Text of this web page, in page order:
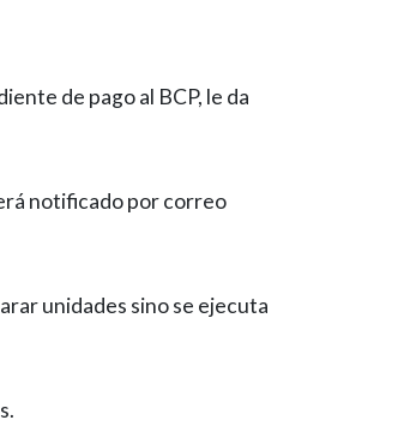
de pago al BCP, le da
notificado por correo
unidades sino se ejecuta